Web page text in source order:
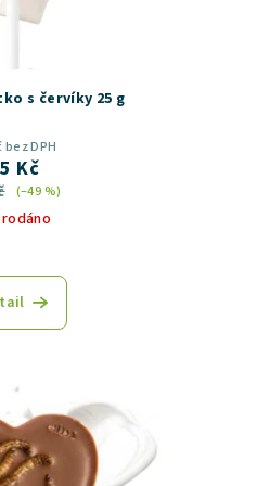
s červíky 25 g
bez DPH
Kč
(–49 %)